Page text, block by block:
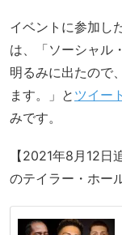
イベントに参加し
は、「ソーシャル
明るみに出たので
ます。」と ツイート
みです。
【2021年8月12
のテイラー・ホー